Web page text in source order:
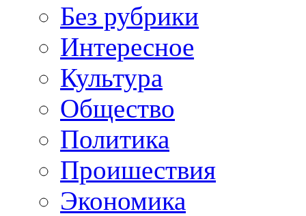
Без рубрики
Интересное
Культура
Общество
Политика
Проишествия
Экономика